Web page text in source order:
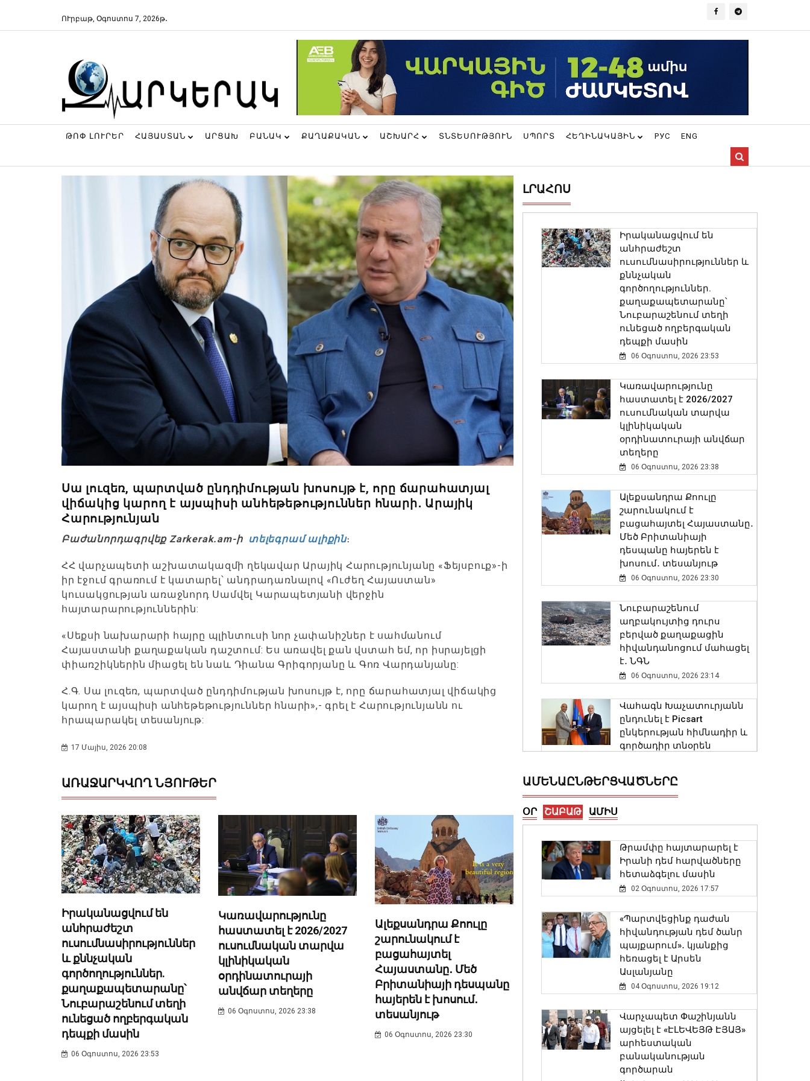
ՈՒրբաթ, Օգոստոս 7, 2026թ․
ԹՈՓ ԼՈՒՐԵՐ ՀԱՅԱՍՏԱՆ ԱՐՑԱԽ ԲԱՆԱԿ ՔԱՂԱՔԱԿԱՆ ԱՇԽԱՐՀ ՏՆՏԵՍՈՒԹՅՈՒՆ ՍՊՈՐՏ ՀԵՂԻՆԱԿԱՅԻՆ РУС ENG
Սա լուզեռ, պարտված ընդդիմության խոսույթ է, որը ճարահատյալ
վիճակից կարող է այսպիսի անհեթեթություններ հնարի․ Արայիկ
Հարությունյան
Բաժանորդագրվեք Zarkerak.am-ի տելեգրամ ալիքին։
ՀՀ վարչապետի աշխատակազմի ղեկավար Արայիկ Հարությունյանը «Ֆեյսբուք»-ի
իր էջում գրառում է կատարել՝ անդրադառնալով «Ուժեղ Հայաստան»
կուսակցության առաջնորդ Սամվել Կարապետյանի վերջին
հայտարարություններին:
«Սեքսի նախարարի հայրը պլինտուսի նոր չափանիշներ է սահմանում
Հայաստանի քաղաքական դաշտում: Ես առավել քան վստահ եմ, որ իսրայելցի
փիառշիկներին միացել են նաև Դիանա Գրիգորյանը և Գոռ Վարդանյանը:
Հ.Գ. Սա լուզեռ, պարտված ընդդիմության խոսույթ է, որը ճարահատյալ վիճակից
կարող է այսպիսի անհեթեթություններ հնարի»,- գրել է Հարությունյանն ու
հրապարակել տեսանյութ:
17 Մայիս, 2026 20:08
ԱՌԱՋԱՐԿՎՈՂ ՆՅՈՒԹԵՐ
Իրականացվում են
անհրաժեշտ
ուսումնասիրություններ
և քննչական
գործողություններ.
քաղաքապետարանը՝
Նուբարաշենում տեղի
ունեցած ողբերգական
դեպքի մասին
06 Օգոստոս, 2026 23:53
Կառավարությունը
հաստատել է 2026/2027
ուսումնական տարվա
կլինիկական
օրդինատուրայի
անվճար տեղերը
06 Օգոստոս, 2026 23:38
Ալեքսանդրա Քոուլը
շարունակում է
բացահայտել
Հայաստանը․ Մեծ
Բրիտանիայի դեսպանը
հայերեն է խոսում․
տեսանյութ
06 Օգոստոս, 2026 23:30
ԼՐԱՀՈՍ
Իրականացվում են
անհրաժեշտ
ուսումնասիրություններ և
քննչական
գործողություններ.
քաղաքապետարանը՝
Նուբարաշենում տեղի
ունեցած ողբերգական
դեպքի մասին
06 Օգոստոս, 2026 23:53
Կառավարությունը
հաստատել է 2026/2027
ուսումնական տարվա
կլինիկական
օրդինատուրայի անվճար
տեղերը
06 Օգոստոս, 2026 23:38
Ալեքսանդրա Քոուլը
շարունակում է
բացահայտել Հայաստանը․
Մեծ Բրիտանիայի
դեսպանը հայերեն է
խոսում․ տեսանյութ
06 Օգոստոս, 2026 23:30
Նուբարաշենում
աղբակույտից դուրս
բերված քաղաքացին
հիվանդանոցում մահացել
է․ ՆԳՆ
06 Օգոստոս, 2026 23:14
Վահագն Խաչատուրյանն
ընդունել է Picsart
ընկերության հիմնադիր և
գործադիր տնօրեն
հարևանությամբ գտնվող
աղբավայրում
06 Օգոստոս, 2026 22:33
փրկարարները վարորդին
դուրս են բերել
արգելափակումից
06 Օգոստոս, 2026 22:09
Փոփոխություններ են
ավտոբուսային
երթուղիներում
06 Օգոստոս, 2026 21:47
ԱԳ փոխնախարարը
ԱՄԵՆԱԸՆԹԵՐՑՎԱԾՆԵՐԸ
ՕՐ ՇԱԲԱԹ ԱՄԻՍ
Թրամփը հայտարարել է
Իրանի դեմ հարվածները
հետաձգելու մասին
02 Օգոստոս, 2026 17:57
«Պարտվեցինք դաժան
հիվանդության դեմ ծանր
պայքարում»․ կյանքից
հեռացել է Արսեն
Ասլանյանը
04 Օգոստոս, 2026 19:12
Վարչապետ Փաշինյանն
այցելել է «ԷԼԵՎԵՅԹ ԷՅԱՅ»
արհեստական
բանականության
գործարան